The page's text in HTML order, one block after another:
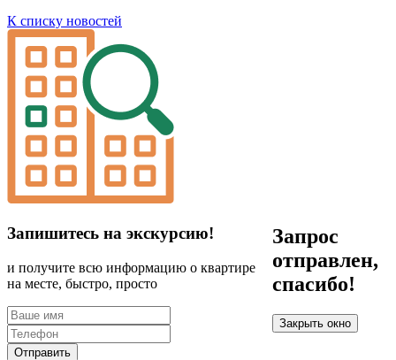
К списку новостей
Запишитесь на экскурсию!
и получите всю информацию о квартире
на месте, быстро, просто
Отправить
Запрос
отправлен,
спасибо!
Закрыть окно